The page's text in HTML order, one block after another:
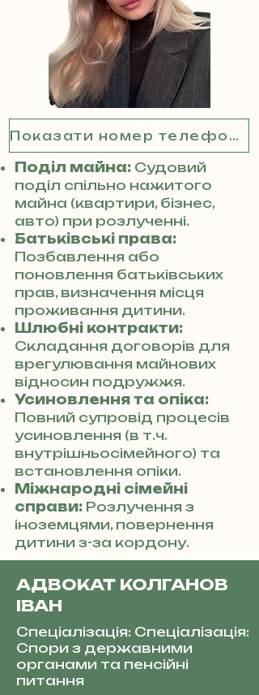
Показати номер телефону
Поділ майна: Судовий
поділ спільно нажитого
майна (квартири, бізнес,
авто) при розлученні.
Батьківські права:
Позбавлення або
поновлення батьківських
прав, визначення місця
проживання дитини.
Шлюбні контракти:
Складання договорів для
врегулювання майнових
відносин подружжя.
Усиновлення та опіка:
Повний супровід процесів
усиновлення (в т.ч.
внутрішньосімейного) та
встановлення опіки.
Міжнародні сімейні
справи: Розлучення з
іноземцями, повернення
дитини з-за кордону.
АДВОКАТ КОЛГАНОВ
ІВАН
Спеціалізація: Спеціалізація:
Спори з державними
органами та пенсійні
питання